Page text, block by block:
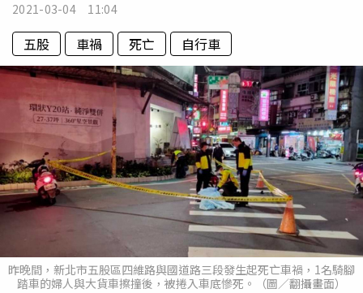
2021-03-04 11:04
五股 車禍 死亡 自行車
昨晚間，新北市五股區四維路與國道路三段發生起死亡車禍，1名騎腳
踏車的婦人與大貨車擦撞後，被捲入車底慘死。（圖／翻攝畫面）